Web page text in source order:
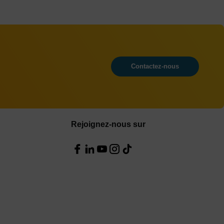
Contactez-nous
Rejoignez-nous sur